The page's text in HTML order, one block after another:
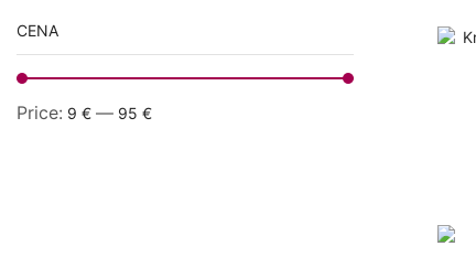
CENA
Price: 9 € — 95 €